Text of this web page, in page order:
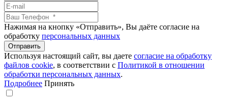
Нажимая на кнопку «Отправить», Вы даёте согласие на
обработку персональных данных
Используя настоящий сайт, вы даете согласие на обработку
файлов сookie, в соответствии с Политикой в отношении
обработки персональных данных.
Подробнее Принять